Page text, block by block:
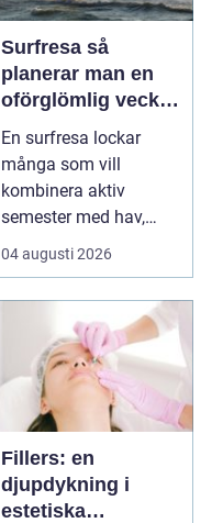
Surfresa så
planerar man en
oförglömlig vecka
i vågorna
En surfresa lockar
många som vill
kombinera aktiv
semester med hav,
natur och gemenskap.
Resenären f...
04 augusti 2026
Fillers: en
djupdykning i
estetiska